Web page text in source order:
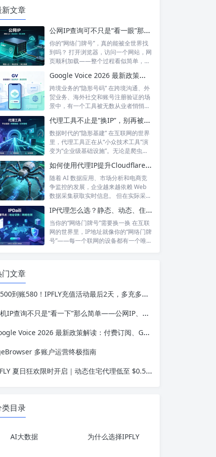
新文章
公网IP查询可不只是“看一眼”那么简单！如何保护你的网络身份？
你的“网络门牌号”，真的能被全世界找
到吗？ 打开浏览器，访问一个网站，网
页顺利加载——整个过程看似简单，但
Google Voice 2026 最新政策解读：付费订阅、Gemini 纪要、实名认证——GV的变与不变
跨境业务的“隐形号码” 在跨境沟通、外
贸业务、海外社交和账号注册验证的场
景中，有一个工具被无数从业者悄悄使
代理工具不止是“换IP”，别再被“免费代理”骗了
数据时代的“隐形基建” 在互联网的世界
里，代理工具正在从“小众技术工具”演
变为“企业级基础设施”。无论是爬虫
如何使用代理IP提升Cloudflare环境下的数据采集稳定性？
随着 AI 数据应用、市场分析和电商竞
争监控的发展，企业越来越依赖 Web
数据采集获取实时信息。 但在实际采...
IP代理怎么选？静态、动态、住宅、机房——别再傻傻分不清，这篇帮你彻底搞懂
当你的“网络门牌号”需要换一换 在互联
网的世界里，IP地址就像你的“网络门牌
号”——每一个联网的设备都有一个唯...
门文章
到账580！IPFLY充值活动最后2天，多充多送最高送24%
查询不只是“看一下”那么简单——公网IP、内网IP、NAT、隐私保护，一篇讲透
Voice 2026 最新政策解读：付费订阅、Gemini 纪要、实名认证——GV的变与不变
多账户运营终极指南
夏日狂欢限时开启｜动态住宅代理低至 $0.56/GB，静态住宅IP $1.58/IP 起
类目录
AI大数据 为什么选择IPFLY